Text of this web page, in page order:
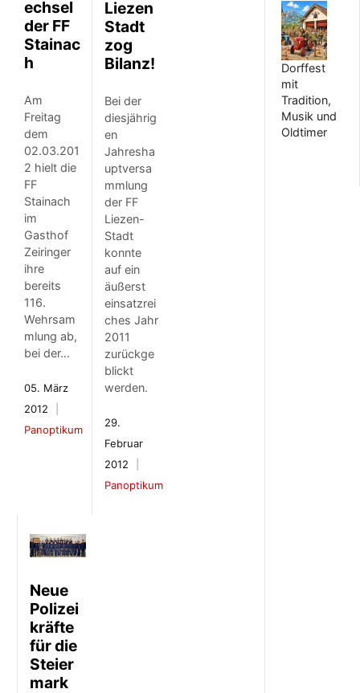
echsel
der FF
Stainac
h
Am
Freitag
dem
02.03.201
2 hielt die
FF
Stainach
im
Gasthof
Zeiringer
ihre
bereits
116.
Wehrsam
mlung ab,
bei der…
05. März
2012
Panoptikum
Liezen
Stadt
zog
Bilanz!
Bei der
diesjährig
en
Jahresha
uptversa
mmlung
der FF
Liezen-
Stadt
konnte
auf ein
äußerst
einsatzrei
ches Jahr
2011
zurückge
blickt
werden.
29.
Februar
2012
Panoptikum
Neue
Polizei
kräfte
für die
Steier
mark
Dorffest
mit
Tradition,
Musik und
Oldtimer